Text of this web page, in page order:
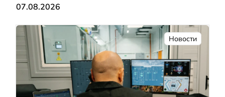
07.08.2026
Новости